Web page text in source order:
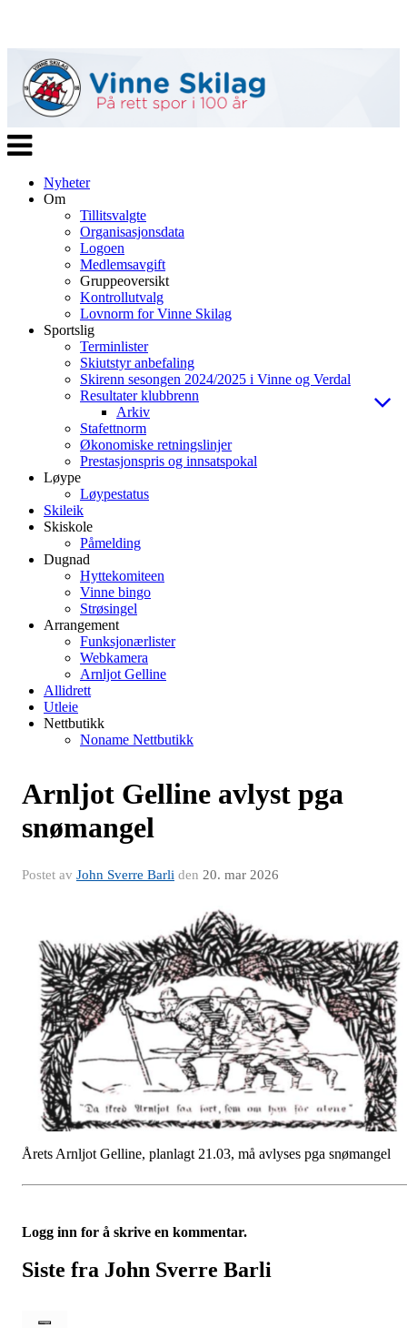
Veksle
navigasjon
Nyheter
Om
Tillitsvalgte
Organisasjonsdata
Logoen
Medlemsavgift
Gruppeoversikt
Kontrollutvalg
Lovnorm for Vinne Skilag
Sportslig
Terminlister
Skiutstyr anbefaling
Skirenn sesongen 2024/2025 i Vinne og Verdal
Resultater klubbrenn
Arkiv
Stafettnorm
Økonomiske retningslinjer
Prestasjonspris og innsatspokal
Løype
Løypestatus
Skileik
Skiskole
Påmelding
Dugnad
Hyttekomiteen
Vinne bingo
Strøsingel
Arrangement
Funksjonærlister
Webkamera
Arnljot Gelline
Allidrett
Utleie
Nettbutikk
Noname Nettbutikk
Arnljot Gelline avlyst pga
snømangel
Postet av John Sverre Barli den 20. mar 2026
Årets Arnljot Gelline, planlagt 21.03, må avlyses pga snømangel
Logg inn for å skrive en kommentar.
Siste fra John Sverre Barli